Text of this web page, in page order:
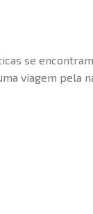
se
viagem